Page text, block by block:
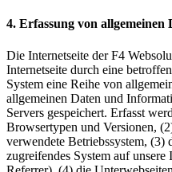
4. Erfassung von
Die Internetseite der F4
Internetseite durch eine
System eine Reihe von
allgemeinen Daten und
Servers gespeichert. Erfasst
Browsertypen und Versionen,
verwendete Betriebssystem, (3)
zugreifendes System auf unsere